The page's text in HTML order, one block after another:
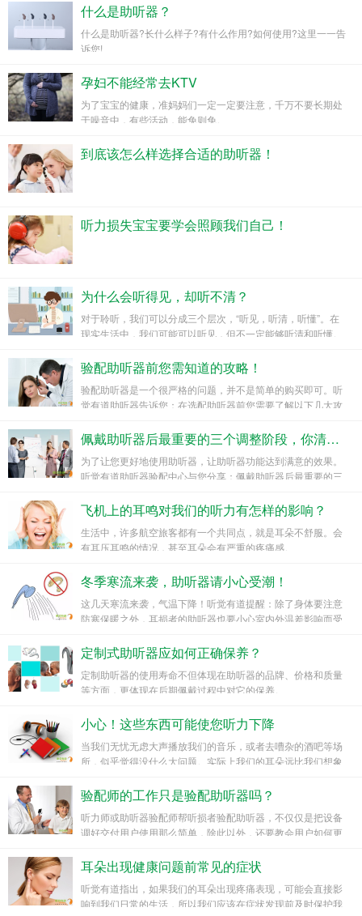
什么是助听器？
什么是助听器?长什么样子?有什么作用?如何使用?这里一一告
诉您!
孕妇不能经常去KTV
为了宝宝的健康，准妈妈们一定一定要注意，千万不要长期处
于噪音中，有些活动，能免则免。
到底该怎么样选择合适的助听器！
听力损失宝宝要学会照顾我们自己！
为什么会听得见，却听不清？
对于聆听，我们可以分成三个层次，“听见，听清，听懂”。在
现实生活中，我们可能可以听见，但不一定能够听清和听懂。
话，但反应过来，对方说的是什么却又忘记了。
验配助听器前您需知道的攻略！
验配助听器是一个很严格的问题，并不是简单的购买即可。听
觉有道助听器告诉您：在选配助听器前您需要了解以下几大攻
佩戴助听器后最重要的三个调整阶段，你清楚吗？
为了让您更好地使用助听器，让助听器功能达到满意的效果。
听觉有道助听器验配中心与您分享：佩戴助听器后最重要的三
飞机上的耳鸣对我们的听力有怎样的影响？
生活中，许多航空旅客都有一个共同点，就是耳朵不舒服。会
有耳压耳鸣的情况，甚至耳朵会有严重的疼痛感。
冬季寒流来袭，助听器请小心受潮！
这几天寒流来袭，气温下降！听觉有道提醒：除了身体要注意
防寒保暖之外，耳损者的助听器也要小心室内外温差影响而受
长使用寿命！
定制式助听器应如何正确保养？
定制助听器的使用寿命不但体现在助听器的品牌、价格和质量
等方面，更体现在后期佩戴过程中对它的保养。
小心！这些东西可能使您听力下降
当我们无忧无虑大声播放我们的音乐，或者去嘈杂的酒吧等场
所，似乎觉得没什么大问题。实际上我们的耳朵远比我们想象
有道帮您列出想保持耳朵健康时需要关注的事项。
验配师的工作只是验配助听器吗？
听力师或助听器验配师帮听损者验配助听器，不仅仅是把设备
调好交付用户使用那么简单，除此以外，还要教会用户如何更
耳朵出现健康问题前常见的症状
听觉有道指出，如果我们的耳朵出现疼痛表现，可能会直接影
响到我们日常的生活，所以我们应该在症状发现前及时保护我